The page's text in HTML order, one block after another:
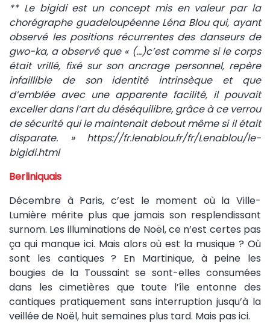
** Le bigidi est un concept mis en valeur par la
chorégraphe guadeloupéenne Léna Blou qui, ayant
observé les positions récurrentes des danseurs de
gwo-ka, a observé que « (…)c’est comme si le corps
était vrillé, fixé sur son ancrage personnel, repère
infaillible de son identité intrinsèque et que
d’emblée avec une apparente facilité, il pouvait
exceller dans l’art du déséquilibre, grâce à ce verrou
de sécurité qui le maintenait debout même si il était
disparate. » https://fr.lenablou.fr/fr/Lenablou/le-
bigidi.html
Berliniquais
Décembre à Paris, c’est le moment où la Ville-
Lumière mérite plus que jamais son resplendissant
surnom. Les illuminations de Noël, ce n’est certes pas
ça qui manque ici. Mais alors où est la musique ? Où
sont les cantiques ? En Martinique, à peine les
bougies de la Toussaint se sont-elles consumées
dans les cimetières que toute l’île entonne des
cantiques pratiquement sans interruption jusqu’à la
veillée de Noël, huit semaines plus tard. Mais pas ici.